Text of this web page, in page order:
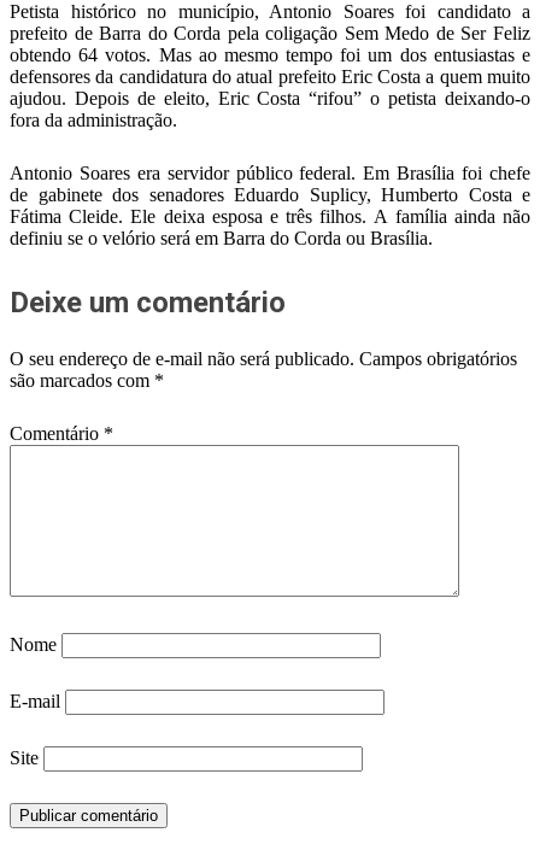
Petista histórico no município, Antonio Soares foi candidato a
prefeito de Barra do Corda pela coligação Sem Medo de Ser Feliz
obtendo 64 votos. Mas ao mesmo tempo foi um dos entusiastas e
defensores da candidatura do atual prefeito Eric Costa a quem muito
ajudou. Depois de eleito, Eric Costa “rifou” o petista deixando-o
fora da administração.
Antonio Soares era servidor público federal. Em Brasília foi chefe
de gabinete dos senadores Eduardo Suplicy, Humberto Costa e
Fátima Cleide. Ele deixa esposa e três filhos. A família ainda não
definiu se o velório será em Barra do Corda ou Brasília.
Deixe um comentário
O seu endereço de e-mail não será publicado. Campos obrigatórios
são marcados com *
Comentário *
Nome
E-mail
Site